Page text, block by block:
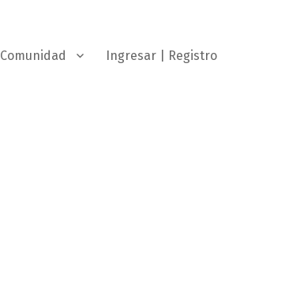
Comunidad Ingresar | Registro